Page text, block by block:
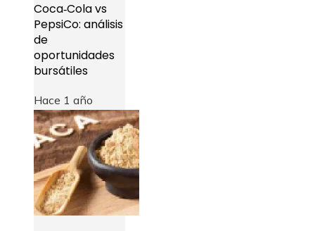
Coca‑Cola vs
PepsiCo: análisis
de
oportunidades
bursátiles
Hace 1 año